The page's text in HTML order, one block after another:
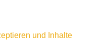
und Inhalte